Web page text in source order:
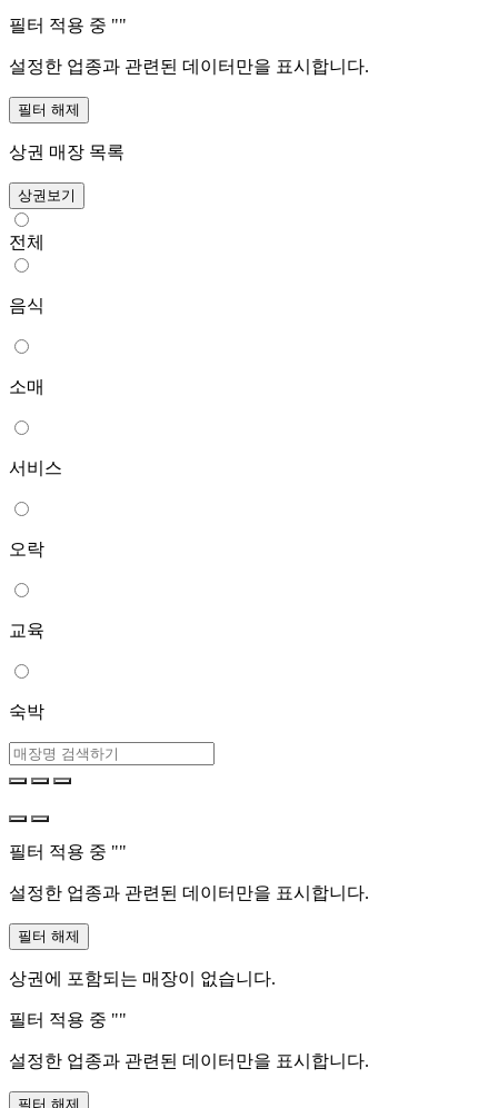
필터 적용 중 ""
설정한 업종과 관련된 데이터만을 표시합니다.
필터 해제
상권 매장 목록
상권보기
전체
음식
소매
서비스
오락
교육
숙박
필터 적용 중 ""
설정한 업종과 관련된 데이터만을 표시합니다.
필터 해제
상권에 포함되는 매장이 없습니다.
필터 적용 중 ""
설정한 업종과 관련된 데이터만을 표시합니다.
필터 해제